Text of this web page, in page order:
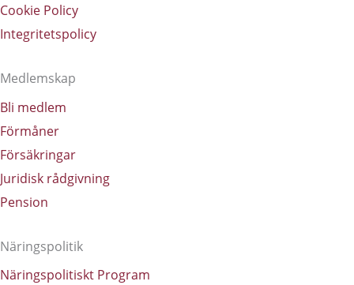
Cookie Policy
Integritetspolicy
Medlemskap
Bli medlem
Förmåner
Försäkringar
Juridisk rådgivning
Pension
Näringspolitik
Näringspolitiskt Program